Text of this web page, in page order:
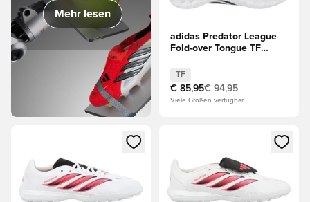
Mehr lesen
adidas Predator League
Fold-over Tongue TF
TF
€ 85,95€ 94,95
Viele Größen verfügbar
Öffnet ein Fenster zum Anmelden oder Registrieren als
Öffnet ein Fenster zum